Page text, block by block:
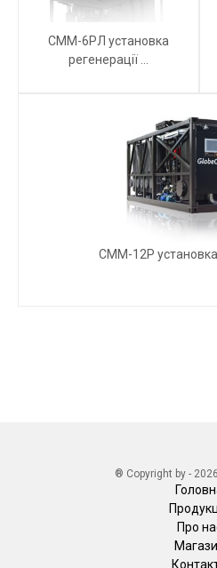
СММ-6РЛ установка
регенерації ...
СММ-12Р установка
Про
® Copyright by -